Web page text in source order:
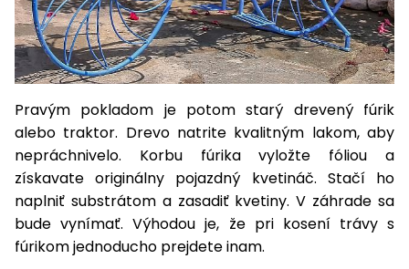
Pravým pokladom je potom starý drevený fúrik
alebo traktor. Drevo natrite kvalitným lakom, aby
nepráchnivelo. Korbu fúrika vyložte fóliou a
získavate originálny pojazdný kvetináč. Stačí ho
naplniť substrátom a zasadiť kvetiny. V záhrade sa
bude vynímať. Výhodou je, že pri kosení trávy s
fúrikom jednoducho prejdete inam.